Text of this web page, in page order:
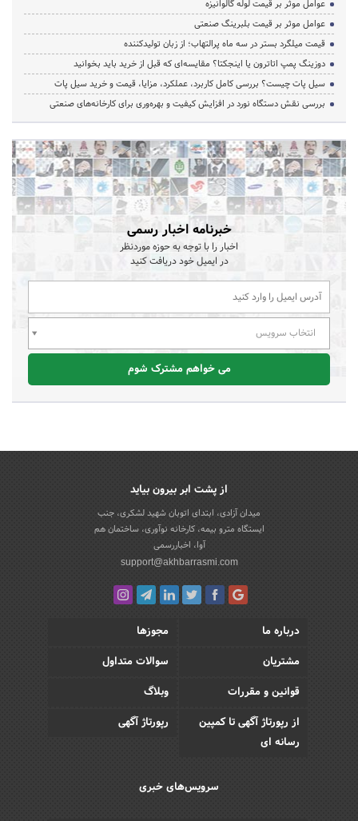
عوامل موثر بر قیمت لوله گالوانیزه
عوامل موثر بر قیمت بلبرینگ صنعتی
قیمت میلگرد بستر در سه ماه پرالتهاب؛ از زبان تولیدکننده
دوزینگ پمپ اتاترون یا اینجکتا؟ مقایسه‌ای که قبل از خرید باید بخوانید
سیل پات چیست؟ بررسی کامل کاربرد، عملکرد، مزایا، قیمت و خرید سیل پات
بررسی نقش دستگاه نورد در افزایش کیفیت و بهره‌وری برای کارخانه‌های صنعتی
خبرنامه اخبار رسمی
اخبار را با توجه به حوزه موردنظر
در ایمیل خود دریافت کنید
انتخاب سرویس
می خواهم مشترک شوم
از پشت ابر بیرون بیاید
میدان آزادی، ابتدای اتوبان شهید لشکری، جنب
ایستگاه مترو بیمه، کارخانه نوآوری، ساختمان هم
آوا، اخباررسمی
support@akhbarrasmi.com
درباره ما
مجوزها
مشتریان
سوالات متداول
قوانین و مقررات
وبلاگ
از رپورتاژ آگهی تا کمپین
رسانه ای
رپورتاژ آگهی
سرویس‌های خبری